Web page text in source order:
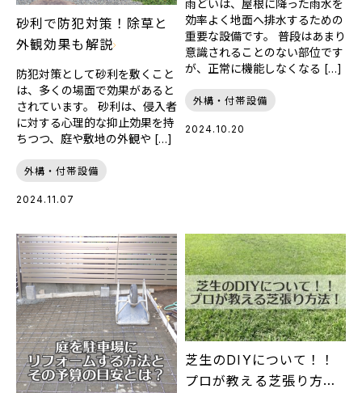
砂利で防犯対策！除草と
外観効果も解説
防犯対策として砂利を敷くこと
は、多くの場面で効果があると
されています。 砂利は、侵入者
に対する心理的な抑止効果を持
ちつつ、庭や敷地の外観や […]
外構・付帯設備
2024.11.07
雨どいは、屋根に降った雨水を
効率よく地面へ排水するための
重要な設備です。 普段はあまり
意識されることのない部位です
が、正常に機能しなくなる […]
外構・付帯設備
2024.10.20
芝生のDIYについて！！
プロが教える芝張り方